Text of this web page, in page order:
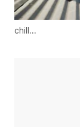
chill...